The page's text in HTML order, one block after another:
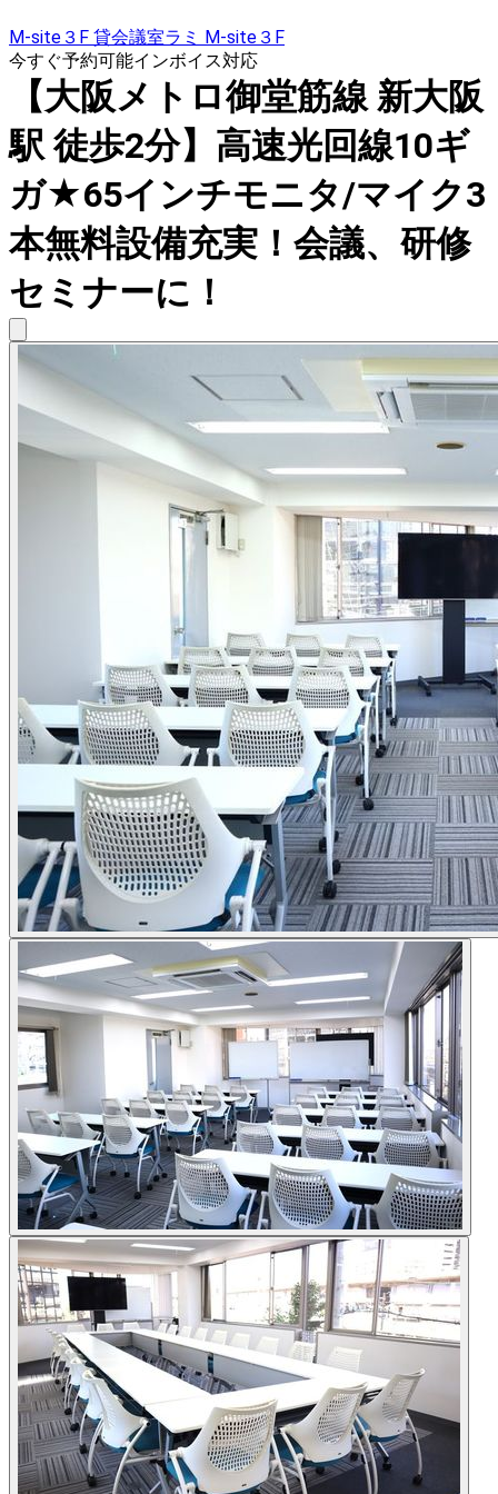
M-site３F 貸会議室ラミ M-site３F
今すぐ予約可能インボイス対応
【大阪メトロ御堂筋線 新大阪
駅 徒歩2分】高速光回線10ギ
ガ★65インチモニタ/マイク3
本無料設備充実！会議、研修
セミナーに！